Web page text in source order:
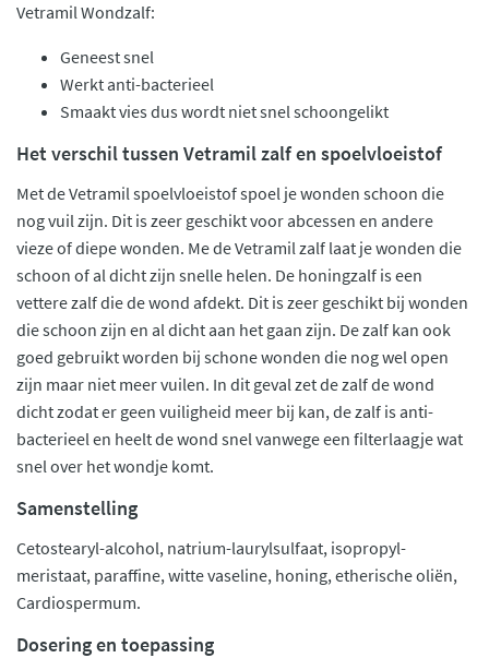
Vetramil Wondzalf:
Geneest snel
Werkt anti-bacterieel
Smaakt vies dus wordt niet snel schoongelikt
Het verschil tussen Vetramil zalf en spoelvloeistof
Met de Vetramil spoelvloeistof spoel je wonden schoon die
nog vuil zijn. Dit is zeer geschikt voor abcessen en andere
vieze of diepe wonden. Me de Vetramil zalf laat je wonden die
schoon of al dicht zijn snelle helen. De honingzalf is een
vettere zalf die de wond afdekt. Dit is zeer geschikt bij wonden
die schoon zijn en al dicht aan het gaan zijn. De zalf kan ook
goed gebruikt worden bij schone wonden die nog wel open
zijn maar niet meer vuilen. In dit geval zet de zalf de wond
dicht zodat er geen vuiligheid meer bij kan, de zalf is anti-
bacterieel en heelt de wond snel vanwege een filterlaagje wat
snel over het wondje komt.
Samenstelling
Cetostearyl-alcohol, natrium-laurylsulfaat, isopropyl-
meristaat, paraffine, witte vaseline, honing, etherische oliën,
Cardiospermum.
Dosering en toepassing